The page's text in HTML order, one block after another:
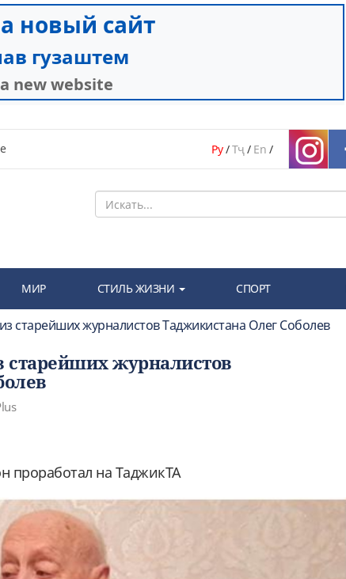
Ру/Тҷ/ En /
МИР СТИЛЬ ЖИЗНИ СПОРТ
старейших журналистов Таджикистана Олег Соболев
журналистов
проработал на ТаджикТА